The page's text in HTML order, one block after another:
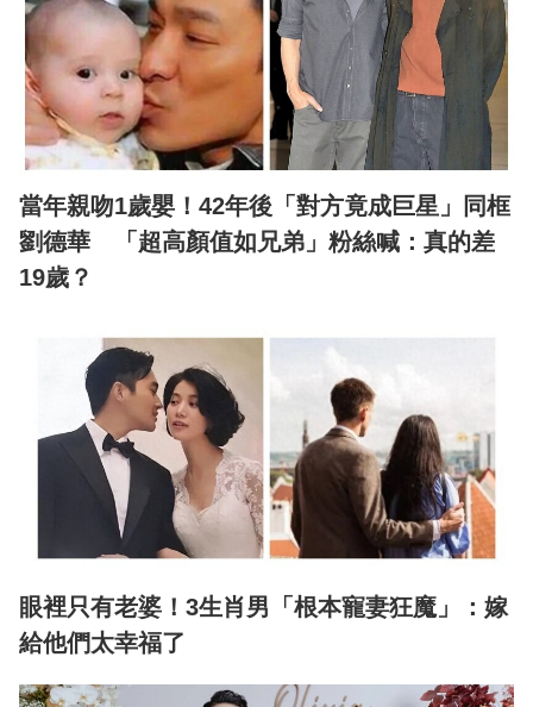
當年親吻1歲嬰！42年後「對方竟成巨星」同框
劉德華 「超高顏值如兄弟」粉絲喊：真的差
19歲？
眼裡只有老婆！3生肖男「根本寵妻狂魔」：嫁
給他們太幸福了